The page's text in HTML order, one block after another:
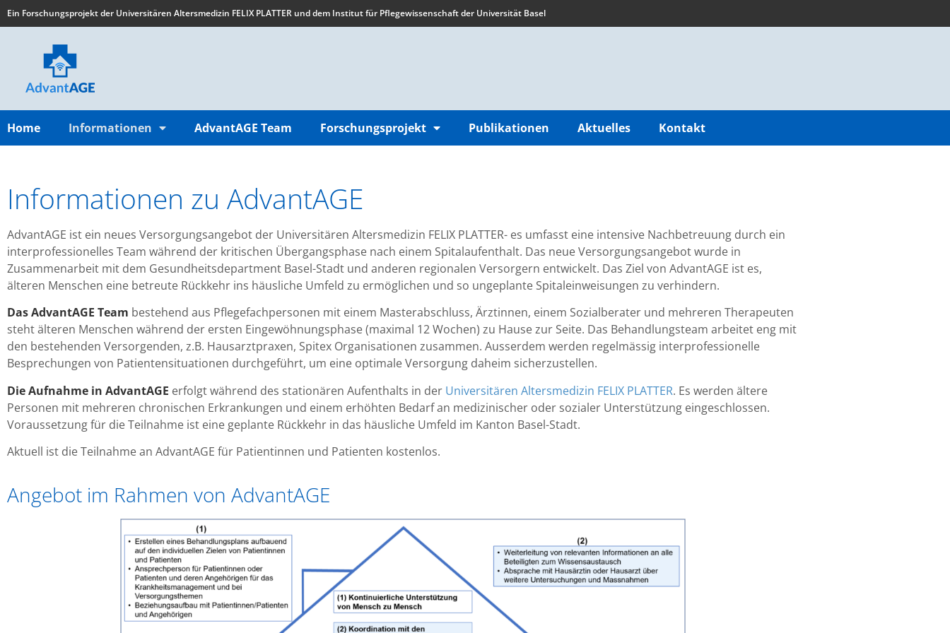
Ein Forschungsprojekt der Universitären Altersmedizin FELIX PLATTER und dem Institut für Pflegewissenschaft der Universität Basel
Home Informationen AdvantAGE Team Forschungsprojekt Publikationen Aktuelles Kontakt
Informationen zu AdvantAGE
AdvantAGE ist ein neues Versorgungsangebot der Universitären Altersmedizin FELIX PLATTER- es umfasst eine intensive Nachbetreuung durch ein
interprofessionelles Team während der kritischen Übergangsphase nach einem Spitalaufenthalt. Das neue Versorgungsangebot wurde in
Zusammenarbeit mit dem Gesundheitsdepartment Basel-Stadt und anderen regionalen Versorgern entwickelt. Das Ziel von AdvantAGE ist es,
älteren Menschen eine betreute Rückkehr ins häusliche Umfeld zu ermöglichen und so ungeplante Spitaleinweisungen zu verhindern.
DasAdvantAGE Team bestehend aus Pflegefachpersonen mit einem Masterabschluss, Ärztinnen, einem Sozialberater und mehreren Therapeuten
steht älteren Menschen während der ersten Eingewöhnungsphase (maximal 12 Wochen) zu Hause zur Seite. Das Behandlungsteam arbeitet eng mit
den bestehenden Versorgenden, z.B. Hausarztpraxen, Spitex Organisationen zusammen. Ausserdem werden regelmässig interprofessionelle
Besprechungen von Patientensituationen durchgeführt, um eine optimale Versorgung daheim sicherzustellen.
Die Aufnahme in AdvantAGE erfolgt während des stationären Aufenthalts in der Universitären Altersmedizin FELIX PLATTER. Es werden ältere
Personen mit mehreren chronischen Erkrankungen und einem erhöhten Bedarf an medizinischer oder sozialer Unterstützung eingeschlossen.
Voraussetzung für die Teilnahme ist eine geplante Rückkehr in das häusliche Umfeld im Kanton Basel-Stadt.
Aktuell ist die Teilnahme an AdvantAGE für Patientinnen und Patienten kostenlos.
Angebot im Rahmen von AdvantAGE